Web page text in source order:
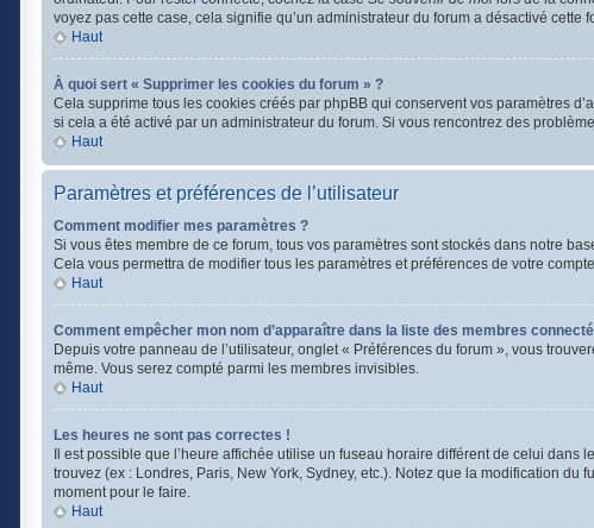
voyez pas cette case, cela signifie qu’un administrateur du forum a désactivé cette
Haut
À quoi sert « Supprimer les cookies du forum » ?
Cela supprime tous les cookies créés par phpBB qui conservent vos paramètres
si cela a été activé par un administrateur du forum. Si vous rencontrez des
Haut
Paramètres et préférences de l’utilisateur
Comment modifier mes paramètres ?
Si vous êtes membre de ce forum, tous vos paramètres sont stockés dans notre
Cela vous permettra de modifier tous les paramètres et préférences de votre
Haut
Comment empêcher mon nom d’apparaître dans la liste des membres
Depuis votre panneau de l’utilisateur, onglet « Préférences du forum », vous
même. Vous serez compté parmi les membres invisibles.
Haut
Les heures ne sont pas correctes !
Il est possible que l’heure affichée utilise un fuseau horaire différent de celui dans
trouvez (ex : Londres, Paris, New York, Sydney, etc.). Notez que la modification du
moment pour le faire.
Haut